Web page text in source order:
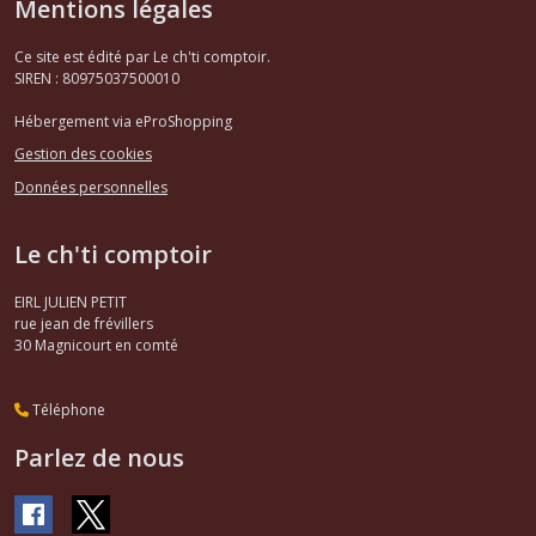
Mentions légales
Ce site est édité par Le ch'ti comptoir.
SIREN : 80975037500010
Hébergement via eProShopping
Gestion des cookies
Données personnelles
Le ch'ti comptoir
EIRL JULIEN PETIT
rue jean de frévillers
30 Magnicourt en comté
Téléphone
Parlez de nous